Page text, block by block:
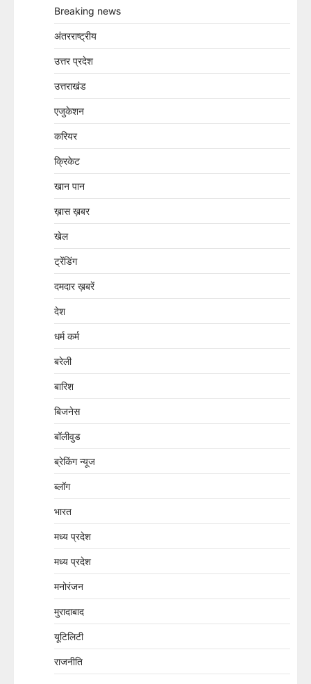
Breaking news
अंतरराष्ट्रीय
उत्तर प्रदेश
उत्तराखंड
एजुकेशन
करियर
क्रिकेट
खान पान
ख़ास ख़बर
खेल
ट्रेंडिंग
दमदार ख़बरें
देश
धर्म कर्म
बरेली
बारिश
बिजनेस
बॉलीवुड
ब्रेकिंग न्यूज
ब्लॉग
भारत
मध्य प्रदेश
मध्य प्रदेश
मनोरंजन
मुरादाबाद
यूटिलिटी
राजनीति